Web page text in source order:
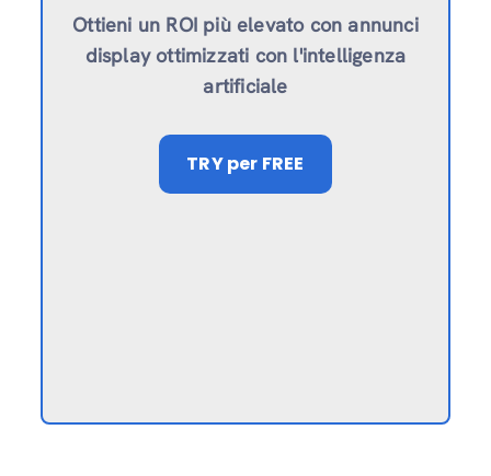
Ottieni un ROI più elevato con annunci
display ottimizzati con l'intelligenza
artificiale
TRYper FREE